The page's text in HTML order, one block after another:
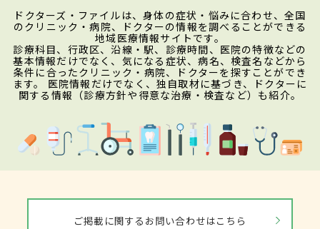
ドクターズ・ファイルは、身体の症状・悩みに合わせ、全国
のクリニック・病院、ドクターの情報を調べることができる
地域医療情報サイトです。
診療科目、行政区、沿線・駅、診療時間、医院の特徴などの
基本情報だけでなく、気になる症状、病名、検査名などから
条件に合ったクリニック・病院、ドクターを探すことができ
ます。 医院情報だけでなく、独自取材に基づき、ドクターに
関する情報（診療方針や得意な治療・検査など）も紹介。
ご掲載に関するお問い合わせはこちら